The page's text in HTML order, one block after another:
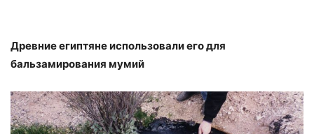
Древние египтяне использовали его для
бальзамирования мумий